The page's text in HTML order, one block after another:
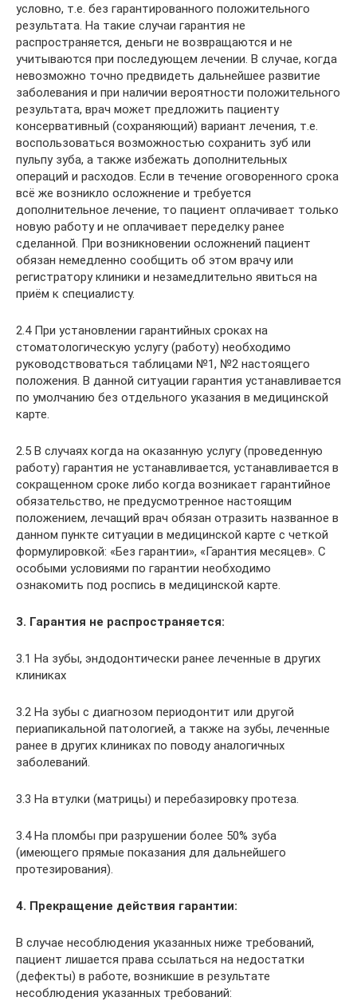
условно, т.е. без гарантированного положительного
результата. На такие случаи гарантия не
распространяется, деньги не возвращаются и не
учитываются при последующем лечении. В случае, когда
невозможно точно предвидеть дальнейшее развитие
заболевания и при наличии вероятности положительного
результата, врач может предложить пациенту
консервативный (сохраняющий) вариант лечения, т.е.
воспользоваться возможностью сохранить зуб или
пульпу зуба, а также избежать дополнительных
операций и расходов. Если в течение оговоренного срока
всё же возникло осложнение и требуется
дополнительное лечение, то пациент оплачивает только
новую работу и не оплачивает переделку ранее
сделанной. При возникновении осложнений пациент
обязан немедленно сообщить об этом врачу или
регистратору клиники и незамедлительно явиться на
приём к специалисту.
2.4 При установлении гарантийных сроках на
стоматологическую услугу (работу) необходимо
руководствоваться таблицами №1, №2 настоящего
положения. В данной ситуации гарантия устанавливается
по умолчанию без отдельного указания в медицинской
карте.
2.5 В случаях когда на оказанную услугу (проведенную
работу) гарантия не устанавливается, устанавливается в
сокращенном сроке либо когда возникает гарантийное
обязательство, не предусмотренное настоящим
положением, лечащий врач обязан отразить названное в
данном пункте ситуации в медицинской карте с четкой
формулировкой: «Без гарантии», «Гарантия месяцев». С
особыми условиями по гарантии необходимо
ознакомить под роспись в медицинской карте.
3. Гарантия не распространяется:
3.1 На зубы, эндодонтически ранее леченные в других
клиниках
3.2 На зубы с диагнозом периодонтит или другой
периапикальной патологией, а также на зубы, леченные
ранее в других клиниках по поводу аналогичных
заболеваний.
3.3 На втулки (матрицы) и перебазировку протеза.
3.4 На пломбы при разрушении более 50% зуба
(имеющего прямые показания для дальнейшего
протезирования).
4. Прекращение действия гарантии:
В случае несоблюдения указанных ниже требований,
пациент лишается права ссылаться на недостатки
(дефекты) в работе, возникшие в результате
несоблюдения указанных требований: